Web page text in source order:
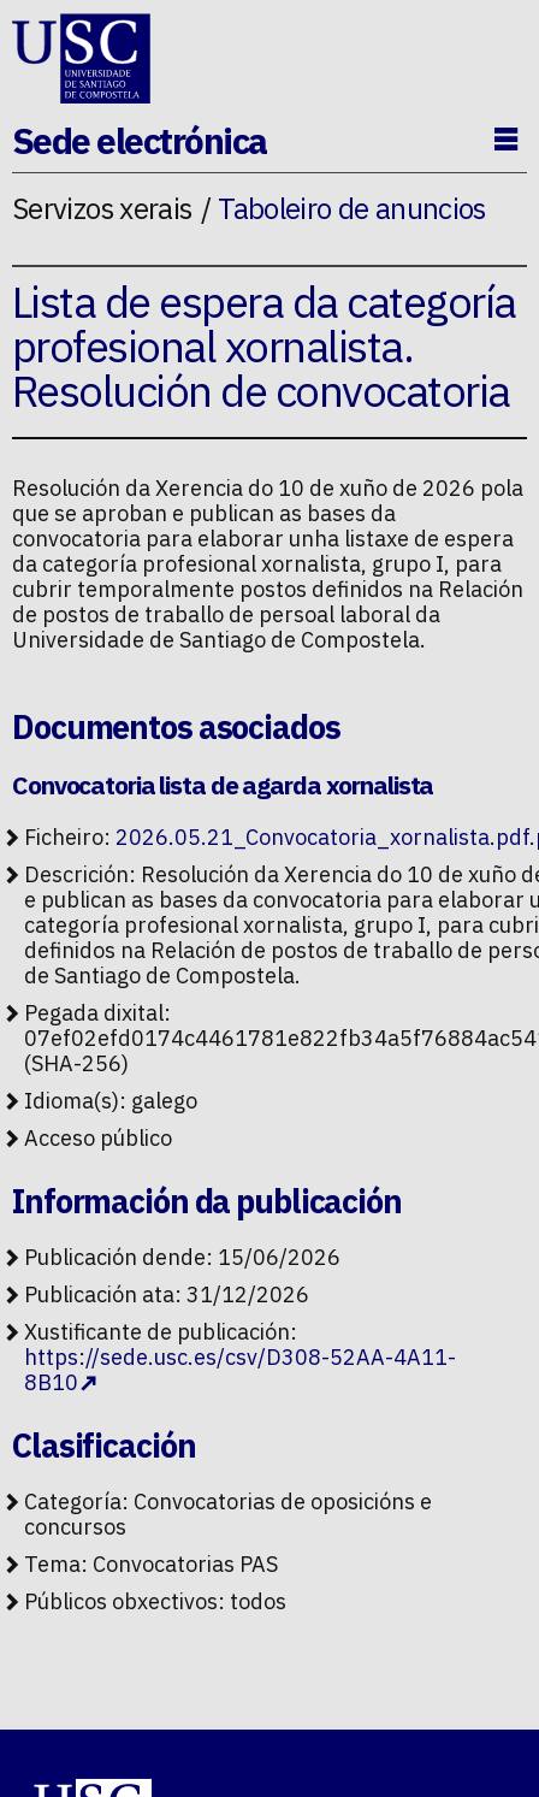
Ir ao contido da p�xina
Sede electrónica
Servizos xerais Taboleiro de anuncios
Lista de espera da categoría
profesional xornalista.
Resolución de convocatoria
Resolución da Xerencia do 10 de xuño de 2026 pola
que se aproban e publican as bases da
convocatoria para elaborar unha listaxe de espera
da categoría profesional xornalista, grupo I, para
cubrir temporalmente postos definidos na Relación
de postos de traballo de persoal laboral da
Universidade de Santiago de Compostela.
Documentos asociados
Convocatoria lista de agarda xornalista
Ficheiro:
Descrición: Resolución da Xerencia do 10 de xuño
e publican as bases da convocatoria para elaborar
categoría profesional xornalista, grupo I, para
definidos na Relación de postos de traballo de
de Santiago de Compostela.
Pegada dixital:
(SHA-256)
Idioma(s): galego
Acceso público
Información da publicación
Publicación dende: 15/06/2026
Publicación ata: 31/12/2026
Xustificante de publicación:
https://sede.usc.es/csv/D308-52AA-4A11-
8B10
Clasificación
Categoría: Convocatorias de oposicións e
concursos
Tema: Convocatorias PAS
Públicos obxectivos: todos